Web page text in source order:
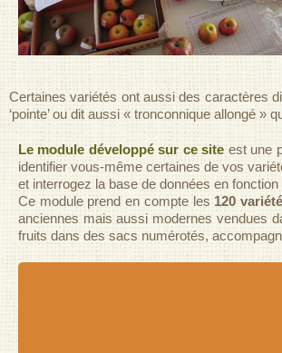
Certaines variétés ont aussi des caractères
‘pointe’ ou dit aussi « tronconnique allongé
Le module développé sur ce site est une
identifier vous-même certaines de vos
et interrogez la base de données en
Ce module prend en compte les 120
anciennes mais aussi modernes vendues
fruits dans des sacs numérotés,